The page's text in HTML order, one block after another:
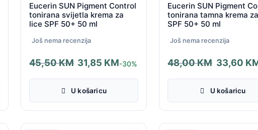
Eucerin SUN Pigment Control
tonirana svijetla krema za
lice SPF 50+ 50 ml
Još nema recenzija
45,50KM
Izvorna
cijena
45,50 KM.
31,85 KM
Trenutna
cijena
-30%
U košaricu
Eucerin SUN Pigment
tonirana tamna krema
SPF 50+ 50 ml
Još nema recenzija
48,00KM
Izvorna
cijena
48,00 KM.
33,60
Trenutna
cijena
U košaricu